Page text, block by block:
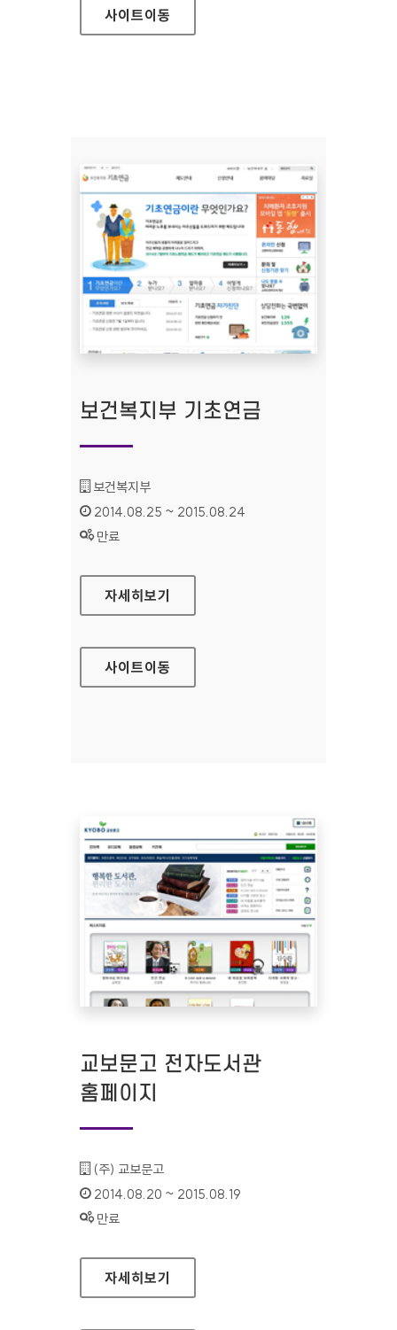
사이트이동
보건복지부 기초연금
기관명 :
보건복지부
인증기간 :
2014.08.25 ~ 2015.08.24
상태 :
만료
보건복지부 기초연금
자세히보기
사이트이동
교보문고 전자도서관
홈페이지
기관명 :
(주) 교보문고
인증기간 :
2014.08.20 ~ 2015.08.19
상태 :
만료
교보문고 전자도서관 홈페이지
자세히보기